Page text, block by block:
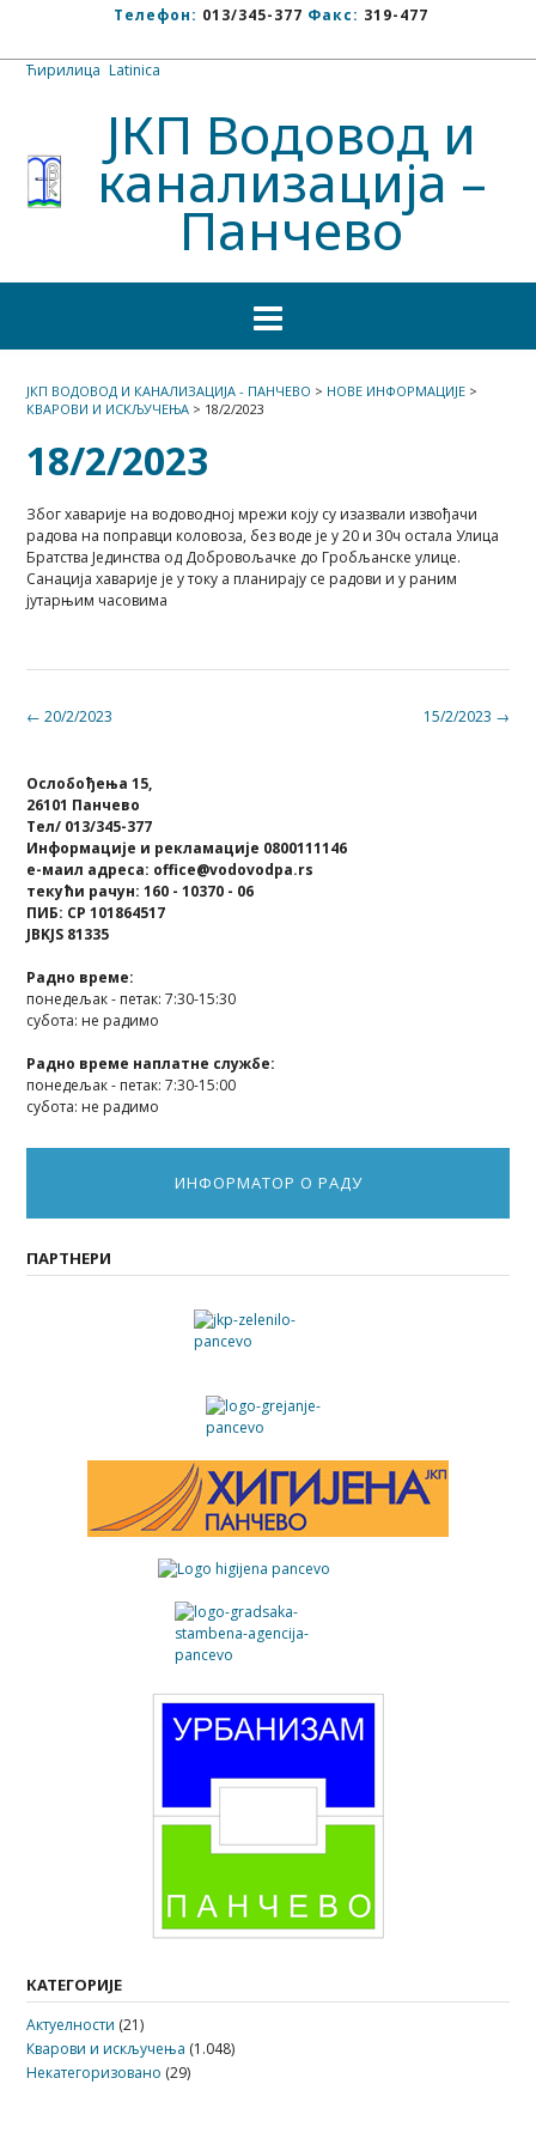
Телефон: 013/345-377 Факс: 319-477
Ћирилица Latinica
ЈКП Водовод и
канализација –
Панчево
ЈКП ВОДОВОД И КАНАЛИЗАЦИЈА - ПАНЧЕВО > НОВЕ ИНФОРМАЦИЈЕ >
КВАРОВИ И ИСКЉУЧЕЊА > 18/2/2023
18/2/2023
Због хаварије на водоводној мрежи коју су изазвали извођачи
радова на поправци коловоза, без воде је у 20 и 30ч остала Улица
Братства Јединства од Добровољачке до Гробљанске улице.
Санација хаварије је у току а планирају се радови и у раним
јутарњим часовима
Post 15/2/2023 →
← 20/2/2023
Ослобођења 15,
26101 Панчево
Тел/ 013/345-377
Информације и рекламације 0800111146
е-маил адреса: office@vodovodpa.rs
текући рачун: 160 - 10370 - 06
ПИБ: СР 101864517
JBKJS 81335
Радно време:
понедељак - петак: 7:30-15:30
субота: не радимо
Радно време наплатне службе:
понедељак - петак: 7:30-15:00
субота: не радимо
ИНФОРМАТОР О РАДУ
ПАРТНЕРИ
КАТЕГОРИЈЕ
Актуелности (21)
Кварови и искључења (1.048)
Некатегоризовано (29)